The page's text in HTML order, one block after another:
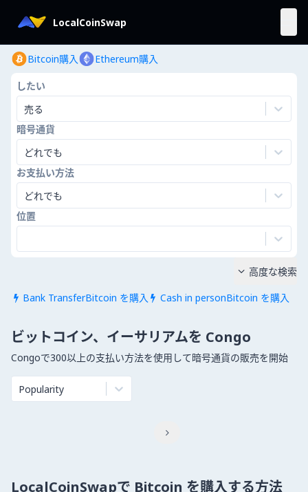
LocalCoinSwap
Bitcoin購入 Ethereum購入
したい
売る
暗号通貨
どれでも
お支払い方法
どれでも
位置
 Bank TransferBitcoin を購入  Cash in personBitcoin を購入
 高度な検索
ビットコイン、イーサリアムを Congo
Congoで300以上の支払い方法を使用して暗号通貨の販売を開始
Popularity

LocalCoinSwapで Bitcoin を購入する方法